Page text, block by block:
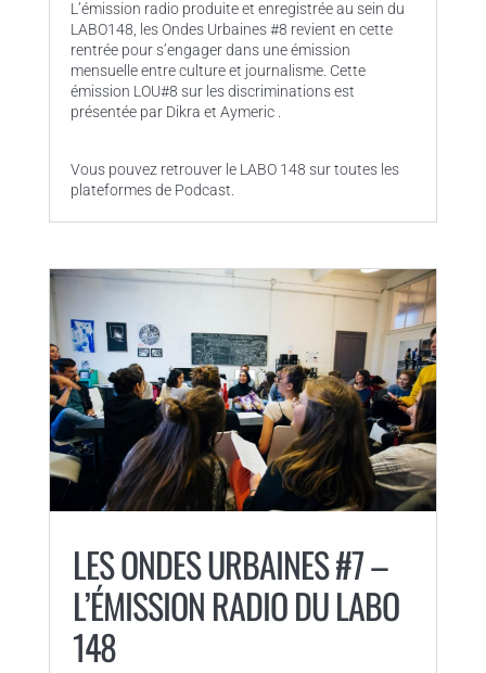
L’émission radio produite et enregistrée au sein du
LABO148, les Ondes Urbaines #8 revient en cette
rentrée pour s’engager dans une émission
mensuelle entre culture et journalisme. Cette
émission LOU#8 sur les discriminations est
présentée par Dikra et Aymeric .
Vous pouvez retrouver le LABO 148 sur toutes les
plateformes de Podcast.
LES ONDES URBAINES #7 –
L’ÉMISSION RADIO DU LABO
148